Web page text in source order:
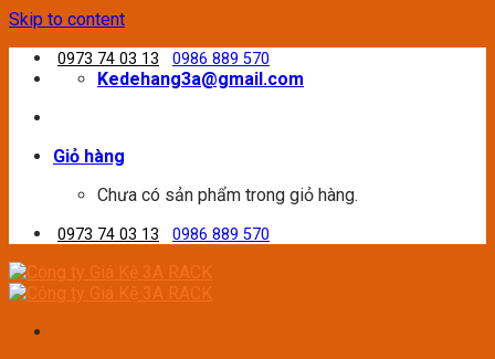
Skip to content
0973 74 03 13 0986 889 570
Kedehang3a@gmail.com
Giỏ hàng
Chưa có sản phẩm trong giỏ hàng.
0973 74 03 13 0986 889 570